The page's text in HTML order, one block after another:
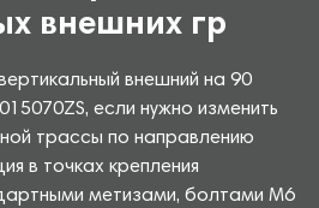
внешних гр
внешний на 90
если нужно изменить
трассы по направлению
в точках крепления
метизами, болтами М6